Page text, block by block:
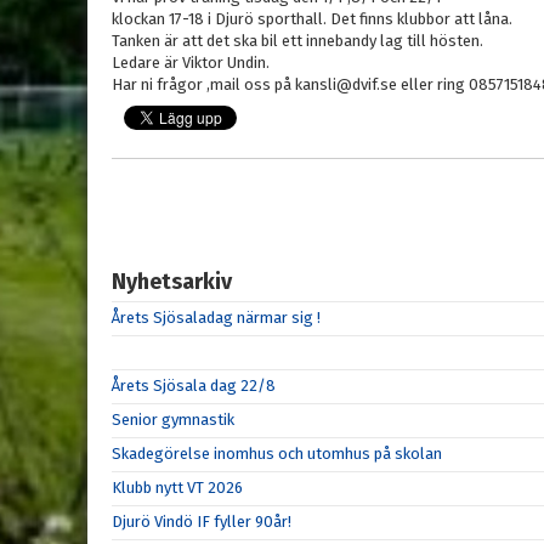
klockan 17-18 i Djurö sporthall. Det finns klubbor att låna.
Tanken är att det ska bil ett innebandy lag till hösten.
Ledare är Viktor Undin.
Har ni frågor ,mail oss på kansli@dvif.se eller ring
Nyhetsarkiv
Årets Sjösaladag närmar sig !
Årets Sjösala dag 22/8
Senior gymnastik
Skadegörelse inomhus och utomhus på skolan
Klubb nytt VT 2026
Djurö Vindö IF fyller 90år!